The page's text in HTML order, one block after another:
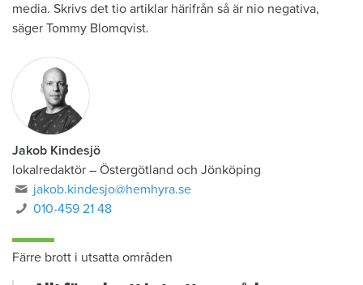
media. Skrivs det tio artiklar härifrån så är nio negativa,
säger Tommy Blomqvist.
Jakob Kindesjö
lokalredaktör – Östergötland och Jönköping
jakob.kindesjo@hemhyra.se
010-459 21 48
Färre brott i utsatta områden